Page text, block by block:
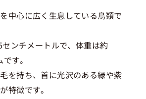
中心に広く生息している鳥類で
ンチメートルで、体重は約
す。
を持ち、首に光沢のある緑や紫
特徴です。